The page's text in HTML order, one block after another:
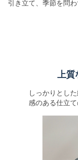
引き立て、季節を問
上質
しっかりとし
感のある仕立て